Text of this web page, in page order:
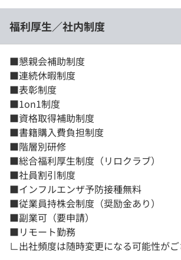
福利厚生／社内制度
■懇親会補助制度
■連続休暇制度
■表彰制度
■1on1制度
■資格取得補助制度
■書籍購入費負担制度
■階層別研修
■総合福利厚生制度（リロクラブ）
■社員割引制度
■インフルエンザ予防接種無料
■従業員持株会制度（奨励金あり）
■副業可（要申請）
■リモート勤務
∟出社頻度は随時変更になる可能性がご